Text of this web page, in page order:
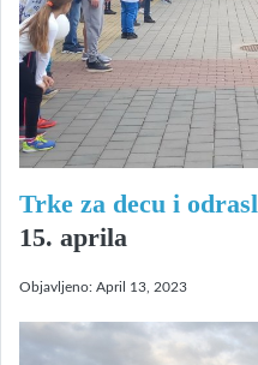
Trke za decu i
15. aprila
Objavljeno: April 13, 2023